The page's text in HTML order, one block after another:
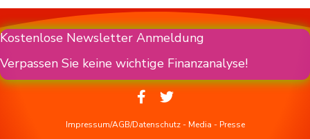
Kostenlose Newsletter Anmeldung
Verpassen Sie keine wichtige Finanzanalyse!
Impressum/AGB/Datenschutz- Media - Presse